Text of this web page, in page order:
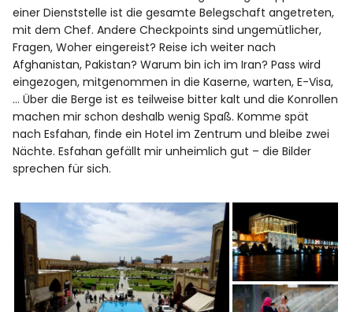
einer Dienststelle ist die gesamte Belegschaft angetreten,
mit dem Chef. Andere Checkpoints sind ungemütlicher,
Fragen, Woher eingereist? Reise ich weiter nach
Afghanistan, Pakistan? Warum bin ich im Iran? Pass wird
eingezogen, mitgenommen in die Kaserne, warten, E-Visa,
… Über die Berge ist es teilweise bitter kalt und die Konrollen
machen mir schon deshalb wenig Spaß. Komme spät
nach Esfahan, finde ein Hotel im Zentrum und bleibe zwei
Nächte. Esfahan gefällt mir unheimlich gut – die Bilder
sprechen für sich.